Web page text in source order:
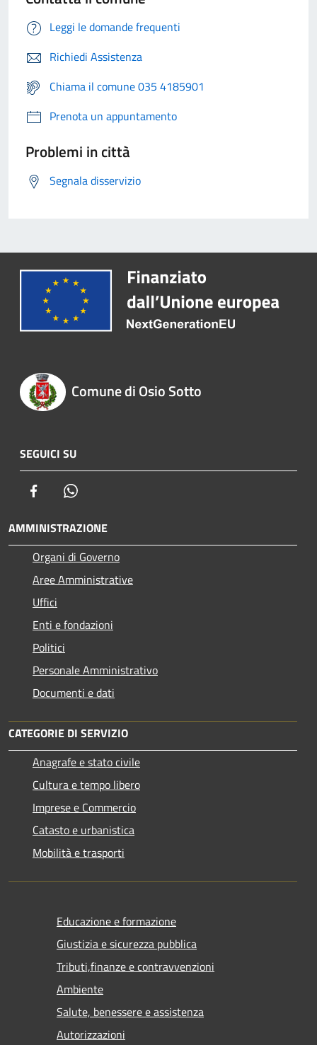
Leggi le domande frequenti
Richiedi Assistenza
Chiama il comune 035 4185901
Prenota un appuntamento
Problemi in città
Segnala disservizio
Comune di Osio Sotto
SEGUICI SU
Facebook
AMMINISTRAZIONE
Organi di Governo
Aree Amministrative
Uffici
Enti e fondazioni
Politici
Personale Amministrativo
Documenti e dati
CATEGORIE DI SERVIZIO
Anagrafe e stato civile
Cultura e tempo libero
Imprese e Commercio
Catasto e urbanistica
Mobilità e trasporti
Educazione e formazione
Giustizia e sicurezza pubblica
Tributi,finanze e contravvenzioni
Ambiente
Salute, benessere e assistenza
Autorizzazioni